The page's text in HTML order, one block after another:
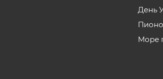
День
Море